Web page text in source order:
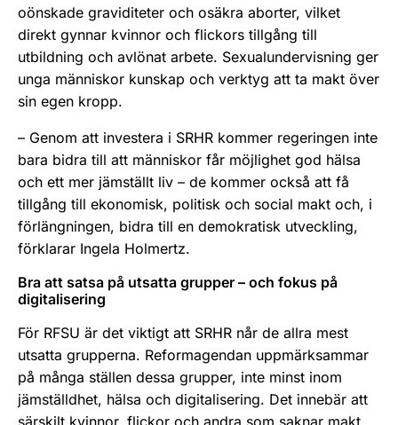
oönskade graviditeter och osäkra aborter, vilket
direkt gynnar kvinnor och flickors tillgång till
utbildning och avlönat arbete. Sexualundervisning ger
unga människor kunskap och verktyg att ta makt över
sin egen kropp.
– Genom att investera i SRHR kommer regeringen inte
bara bidra till att människor får möjlighet god hälsa
och ett mer jämställt liv – de kommer också att få
tillgång till ekonomisk, politisk och social makt och, i
förlängningen, bidra till en demokratisk utveckling,
förklarar Ingela Holmertz.
Bra att satsa på utsatta grupper – och fokus på
digitalisering
För RFSU är det viktigt att SRHR når de allra mest
utsatta grupperna. Reformagendan uppmärksammar
på många ställen dessa grupper, inte minst inom
jämställdhet, hälsa och digitalisering. Det innebär att
särskilt kvinnor, flickor och andra som saknar makt